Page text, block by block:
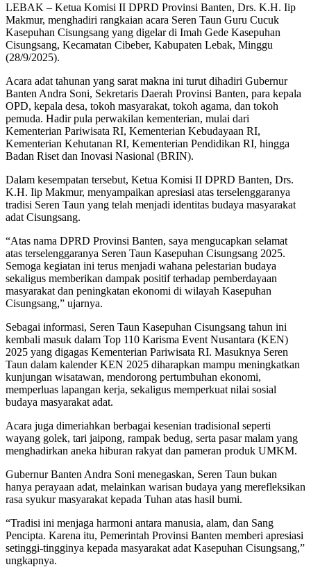
LEBAK – Ketua Komisi II DPRD Provinsi Banten, Drs. K.H. Iip
Makmur, menghadiri rangkaian acara Seren Taun Guru Cucuk
Kasepuhan Cisungsang yang digelar di Imah Gede Kasepuhan
Cisungsang, Kecamatan Cibeber, Kabupaten Lebak, Minggu
(28/9/2025).
Acara adat tahunan yang sarat makna ini turut dihadiri Gubernur
Banten Andra Soni, Sekretaris Daerah Provinsi Banten, para kepala
OPD, kepala desa, tokoh masyarakat, tokoh agama, dan tokoh
pemuda. Hadir pula perwakilan kementerian, mulai dari
Kementerian Pariwisata RI, Kementerian Kebudayaan RI,
Kementerian Kehutanan RI, Kementerian Pendidikan RI, hingga
Badan Riset dan Inovasi Nasional (BRIN).
Dalam kesempatan tersebut, Ketua Komisi II DPRD Banten, Drs.
K.H. Iip Makmur, menyampaikan apresiasi atas terselenggaranya
tradisi Seren Taun yang telah menjadi identitas budaya masyarakat
adat Cisungsang.
“Atas nama DPRD Provinsi Banten, saya mengucapkan selamat
atas terselenggaranya Seren Taun Kasepuhan Cisungsang 2025.
Semoga kegiatan ini terus menjadi wahana pelestarian budaya
sekaligus memberikan dampak positif terhadap pemberdayaan
masyarakat dan peningkatan ekonomi di wilayah Kasepuhan
Cisungsang,” ujarnya.
Sebagai informasi, Seren Taun Kasepuhan Cisungsang tahun ini
kembali masuk dalam Top 110 Karisma Event Nusantara (KEN)
2025 yang digagas Kementerian Pariwisata RI. Masuknya Seren
Taun dalam kalender KEN 2025 diharapkan mampu meningkatkan
kunjungan wisatawan, mendorong pertumbuhan ekonomi,
memperluas lapangan kerja, sekaligus memperkuat nilai sosial
budaya masyarakat adat.
Acara juga dimeriahkan berbagai kesenian tradisional seperti
wayang golek, tari jaipong, rampak bedug, serta pasar malam yang
menghadirkan aneka hiburan rakyat dan pameran produk UMKM.
Gubernur Banten Andra Soni menegaskan, Seren Taun bukan
hanya perayaan adat, melainkan warisan budaya yang merefleksikan
rasa syukur masyarakat kepada Tuhan atas hasil bumi.
“Tradisi ini menjaga harmoni antara manusia, alam, dan Sang
Pencipta. Karena itu, Pemerintah Provinsi Banten memberi apresiasi
setinggi-tingginya kepada masyarakat adat Kasepuhan Cisungsang,”
ungkapnya.